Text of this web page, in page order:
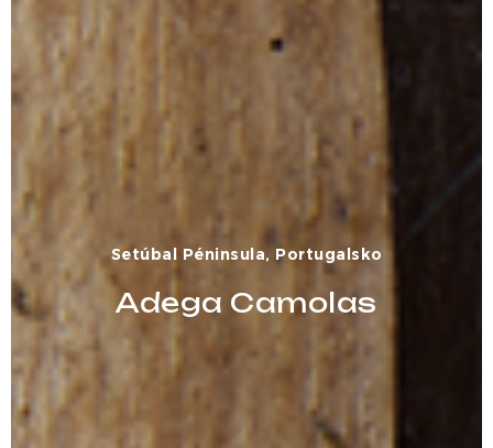
Setúbal Péninsula, Portugalsko
Adega Camolas